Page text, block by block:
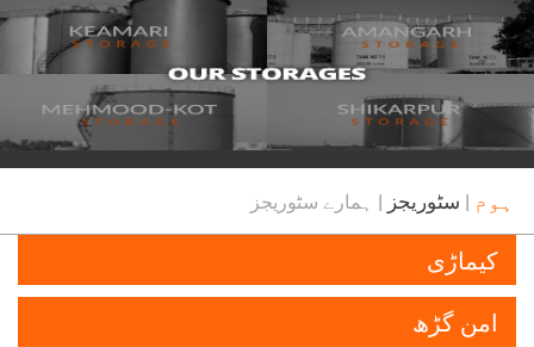
ہوم | سٹوریجز | ہمارے سٹوریجز
کیماڑی
امن گڑھ